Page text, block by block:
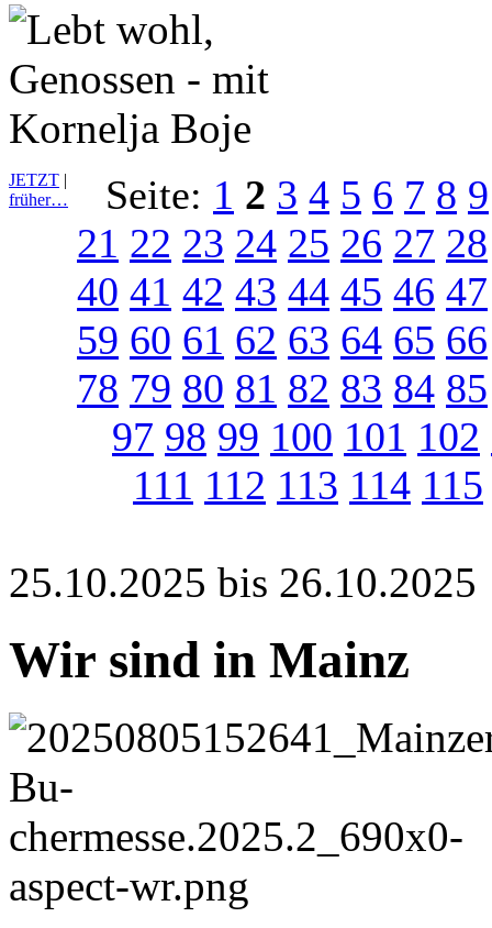
JETZT |
früher…
Seite: 1 2 3 4 5 6 7 8 9
21 22 23 24 25 26 27 28
40 41 42 43 44 45 46 47
59 60 61 62 63 64 65 66
78 79 80 81 82 83 84 85
97 98 99 100 101 102
111 112 113 114 115
25.10.2025 bis 26.10.2025
Wir sind in Mainz